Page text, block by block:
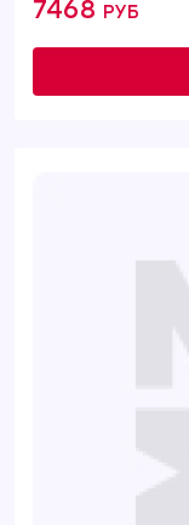
7468 руб